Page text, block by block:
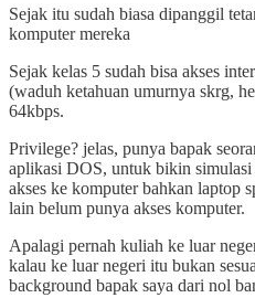
Sejak itu sudah biasa dipanggil
komputer mereka
Sejak kelas 5 sudah bisa akses
(waduh ketahuan umurnya skrg,
64kbps.
Privilege? jelas, punya bapak
aplikasi DOS, untuk bikin
akses ke komputer bahkan laptop
lain belum punya akses komputer.
Apalagi pernah kuliah ke luar
kalau ke luar negeri itu bukan
background bapak saya dari nol